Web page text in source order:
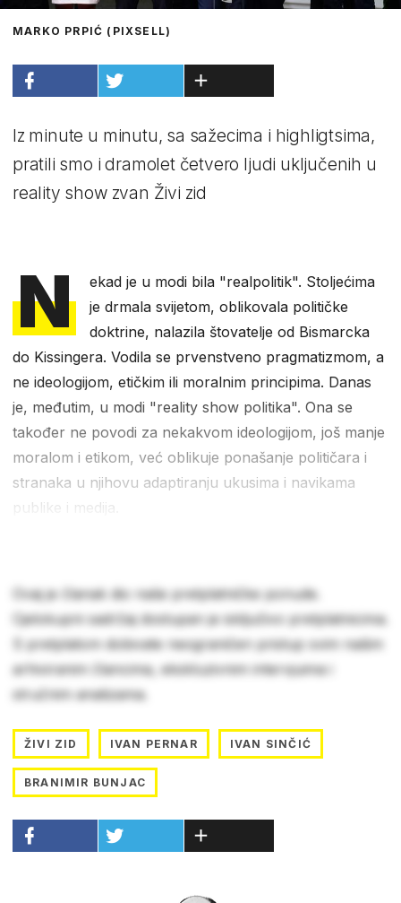
MARKO PRPIĆ (PIXSELL)
Iz minute u minutu, sa sažecima i highligtsima,
pratili smo i dramolet četvero ljudi uključenih u
reality show zvan Živi zid
N
ekad je u modi bila "realpolitik". Stoljećima
je drmala svijetom, oblikovala političke
doktrine, nalazila štovatelje od Bismarcka
do Kissingera. Vodila se prvenstveno pragmatizmom, a
ne ideologijom, etičkim ili moralnim principima. Danas
je, međutim, u modi "reality show politika". Ona se
također ne povodi za nekakvom ideologijom, još manje
moralom i etikom, već oblikuje ponašanje političara i
stranaka u njihovu adaptiranju ukusima i navikama
publike i medija.
Ovaj je članak dio naše pretplatničke ponude.
Cjelokupni sadržaj dostupan je isključivo pretplatnicima.
S pretplatom dobivate neograničen pristup svim našim
arhiviranim člancima, ekskluzivnim intervjuima i
stručnim analizama.
ŽIVI ZID IVAN PERNAR IVAN SINČIĆ
BRANIMIR BUNJAC